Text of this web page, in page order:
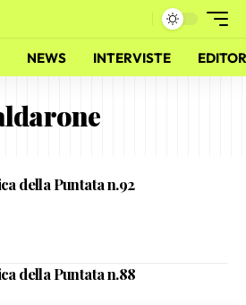
NEWS INTERVISTE
della Puntata n.92
della Puntata n.88